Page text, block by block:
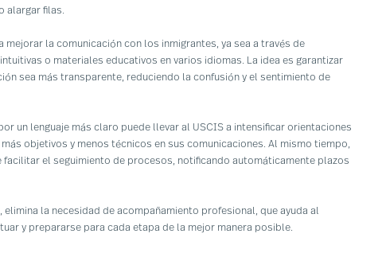
alargar filas.
mejorar la comunicación con los inmigrantes, ya sea a través de
o materiales educativos en varios idiomas. La idea es garantizar
sea más transparente, reduciendo la confusión y el sentimiento de
un lenguaje más claro puede llevar al USCIS a intensificar orientaciones
objetivos y menos técnicos en sus comunicaciones. Al mismo tiempo,
facilitar el seguimiento de procesos, notificando automáticamente plazos
elimina la necesidad de acompañamiento profesional, que ayuda al
y prepararse para cada etapa de la mejor manera posible.